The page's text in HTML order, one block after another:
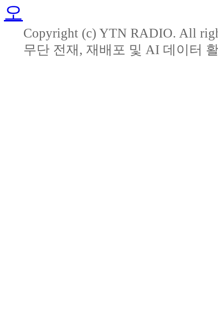
Copyright (c) YTN RADIO. All
무단 전재, 재배포 및 AI 데이터